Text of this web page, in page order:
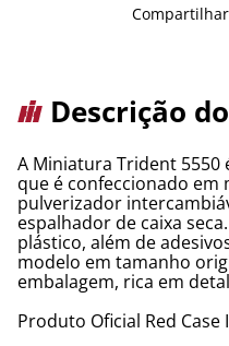
Compartilhar
Descrição
A Miniatura Trident 5550
que é confeccionado em
pulverizador
espalhador de caixa
plástico, além de
modelo em tamanho
embalagem, rica em
Produto Oficial Red Case